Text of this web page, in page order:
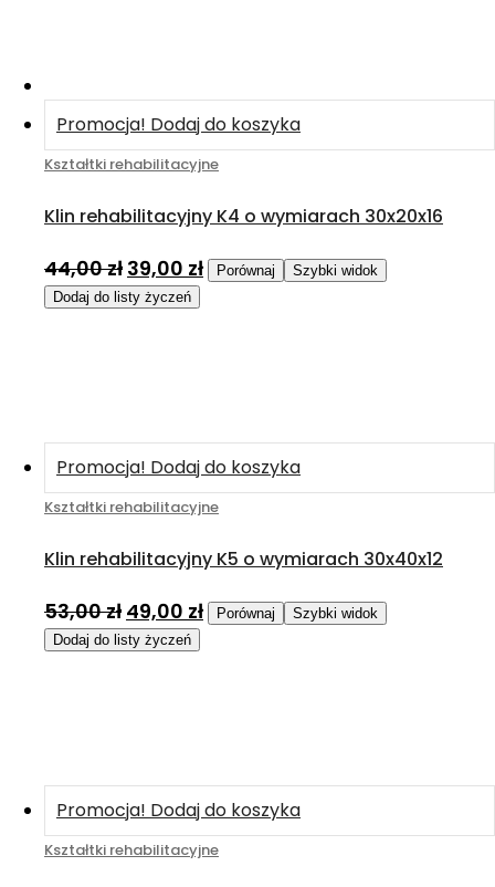
Promocja! Dodaj do koszyka
Kształtki rehabilitacyjne
Klin rehabilitacyjny K4 o wymiarach 30x20x16
44,00zł 39,00 zł Porównaj
Szybki widok
Dodaj do listy życzeń
Promocja! Dodaj do koszyka
Kształtki rehabilitacyjne
Klin rehabilitacyjny K5 o wymiarach 30x40x12
53,00zł 49,00 zł Porównaj
Szybki widok
Dodaj do listy życzeń
Promocja! Dodaj do koszyka
Kształtki rehabilitacyjne